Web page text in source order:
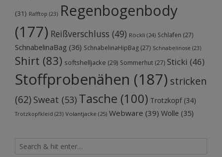
(31) Rafftop (23) Regenbogenbody
(177) Reißverschluss (49) Röckli (24) Schlafen (27)
SchnabelinaBag (36) SchnabelinaHipBag (27) Schnabelinose (23)
Shirt (83) softshelljacke (29) Sommerhut (27) Sticki (46)
Stoffprobenähen (187) stricken
(62) Sweat (53) Tasche (100) Trotzkopf(34)
Trotzkopfkleid (23) Volantjacke (25) Webware (39) Wolle (35)